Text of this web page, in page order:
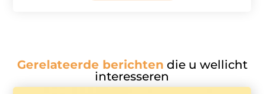
Gerelateerde berichten die u wellicht
interesseren